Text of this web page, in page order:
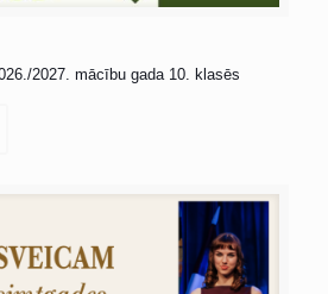
2027. mācību gada 10. klasēs